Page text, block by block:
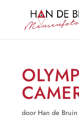
door Han de Bruin